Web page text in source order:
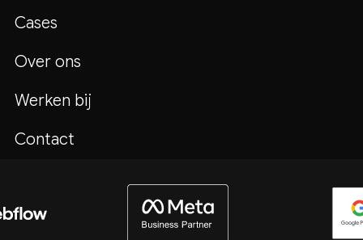
Cases
Over ons
Werken bij
Contact